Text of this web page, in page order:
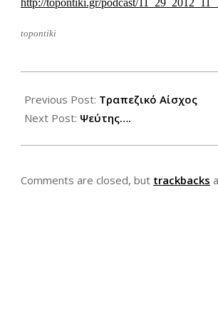
http://topontiki.gr/podcast/
topontiki
11-
30
Previous Post: Τραπεζικό Αίσχος
Next Post: Ψεύτης….
Comments are closed, but trackbacks